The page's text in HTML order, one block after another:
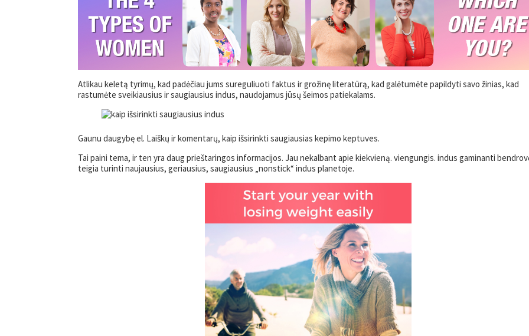
Atlikau keletą tyrimų, kad padėčiau jums sureguliuoti faktus ir grožinę literatūrą, kad galėtumėte papildyti savo žinias, kad
rastumėte sveikiausius ir saugiausius indus, naudojamus jūsų šeimos patiekalams.
Gaunu daugybę el. Laiškų ir komentarų, kaip išsirinkti saugiausias kepimo keptuves.
Tai paini tema, ir ten yra daug prieštaringos informacijos. Jau nekalbant apie kiekvieną. viengungis. indus gaminanti
teigia turinti naujausius, geriausius, saugiausius „nonstick“ indus planetoje.